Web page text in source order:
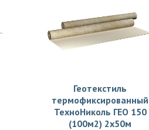
Геотекстиль
термофиксированный
ТехноНиколь ГЕО 150
(100м2) 2х50м